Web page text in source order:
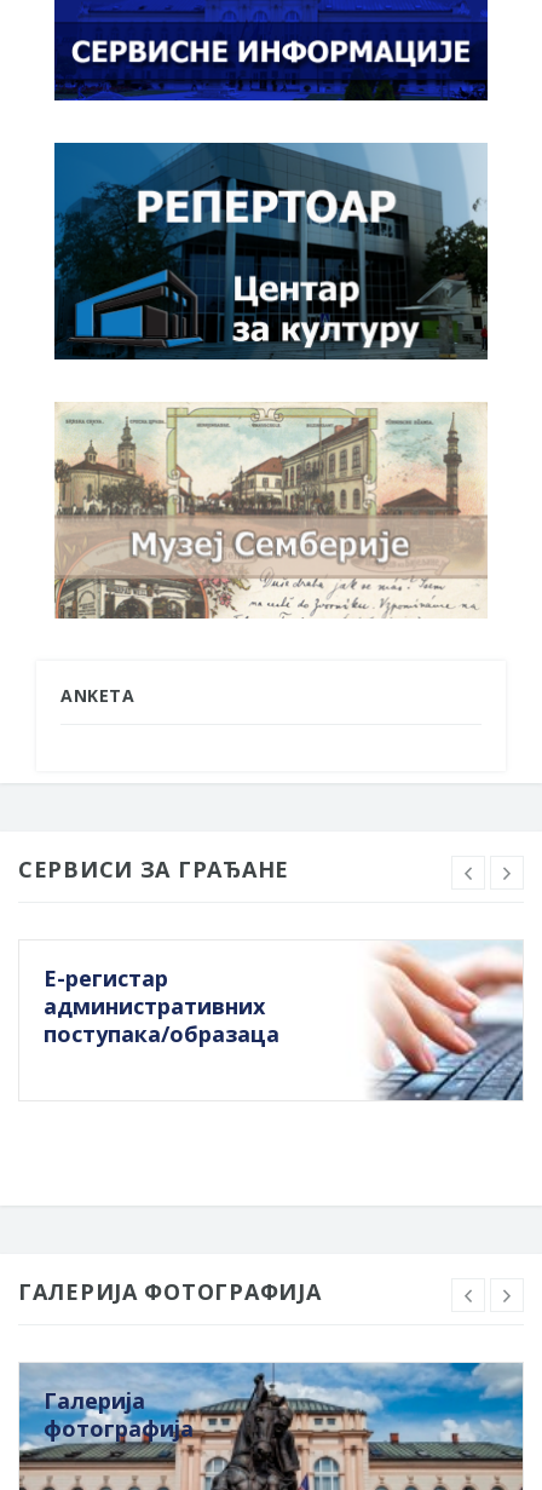
ANKETA
СЕРВИСИ ЗА ГРАЂАНЕ
Е-регистар
административних
поступака/образаца
ГАЛЕРИЈА ФОТОГРАФИЈА
Галерија
фотографија